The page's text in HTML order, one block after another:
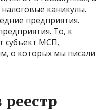
каникулы.
предприятия.
То, к
субъект МСП,
о которых мы писали